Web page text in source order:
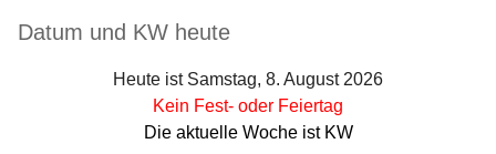
Seitenleiste
Datum und KW heute
Heute ist Samstag, 8. August 2026
Kein Fest- oder Feiertag
Die aktuelle Woche ist KW